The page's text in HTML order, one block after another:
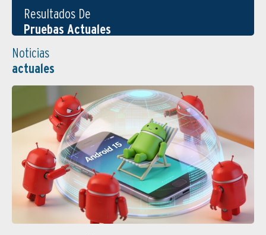
Resultados De
Pruebas Actuales
Noticias
actuales